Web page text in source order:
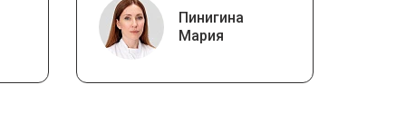
Пинигина
Мария